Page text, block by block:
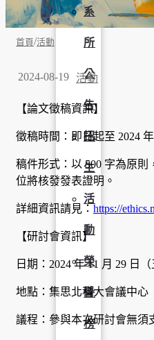
系
所
公
告
招
生
活
動
榮
譽
榜
首頁/活動
2024-08-19 活動
【論文徵稿資訊】
徵稿時間：即日起至 2024 年
稿件形式：以 500 字為原
位將核發發表證明。
詳細資訊請見： https://
【研討會資訊】
日期：2024 年 11 月 29 日（
地點：集思北科大會議中心
議程：參與本次研討會無須